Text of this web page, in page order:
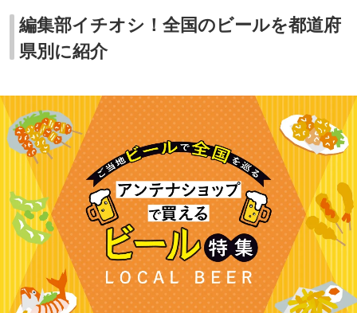
編集部イチオシ！全国のビールを都道府
県別に紹介